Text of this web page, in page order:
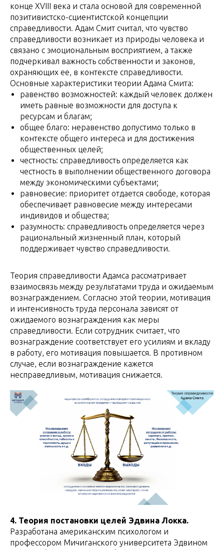
конце XVIII века и стала основой для современной
позитивистско-сциентистской концепции
справедливости. Адам Смит считал, что чувство
справедливости возникает из природы человека и
связано с эмоциональным восприятием, а также
подчеркивал важность собственности и законов,
охраняющих ее, в контексте справедливости.
Основные характеристики теории Адама Смита:
равенство возможностей: каждый человек должен
иметь равные возможности для доступа к
ресурсам и благам;
общее благо: неравенство допустимо только в
контексте общего интереса и для достижения
общественных целей;
честность: справедливость определяется как
честность в выполнении общественного договора
между экономическими субъектами;
равновесие: приоритет отдается свободе, которая
обеспечивает равновесие между интересами
индивидов и общества;
разумность: справедливость определяется через
рациональный жизненный план, который
поддерживает чувство справедливости.
Теория справедливости Адамса рассматривает
взаимосвязь между результатами труда и ожидаемым
вознаграждением. Согласно этой теории, мотивация
и интенсивность труда персонала зависят от
ожидаемого вознаграждения как меры
справедливости. Если сотрудник считает, что
вознаграждение соответствует его усилиям и вкладу
в работу, его мотивация повышается. В противном
случае, если вознаграждение кажется
несправедливым, мотивация снижается.
4. Теория постановки целей Эдвина Локка.
Разработана американским психологом и
профессором Мичиганского университета Эдвином